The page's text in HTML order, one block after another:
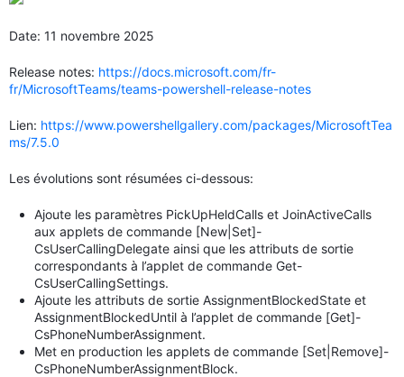
Date: 11 novembre 2025
Release notes: https://docs.microsoft.com/fr-
fr/MicrosoftTeams/teams-powershell-release-notes
Lien: https://www.powershellgallery.com/packages/MicrosoftTea
ms/7.5.0
Les évolutions sont résumées ci-dessous:
Ajoute les paramètres PickUpHeldCalls et JoinActiveCalls
aux applets de commande [New|Set]-
CsUserCallingDelegate ainsi que les attributs de sortie
correspondants à l’applet de commande Get-
CsUserCallingSettings.
Ajoute les attributs de sortie AssignmentBlockedState et
AssignmentBlockedUntil à l’applet de commande [Get]-
CsPhoneNumberAssignment.
Met en production les applets de commande [Set|Remove]-
CsPhoneNumberAssignmentBlock.